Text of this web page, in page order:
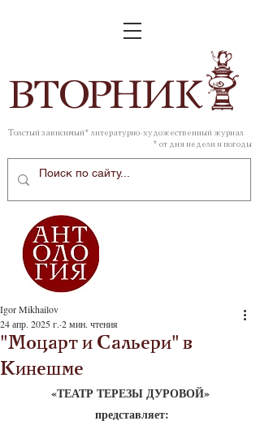
ВТОРНИК
Толстый зависимый* литературно-художественный журнал
* от дня недели и погоды
"Моцарт и Сальери" в
Кинешме
Igor Mikhailov
24 апр. 2025 г. 2 мин. чтения
«ТЕАТР ТЕРЕЗЫ ДУРОВОЙ»
представляет: